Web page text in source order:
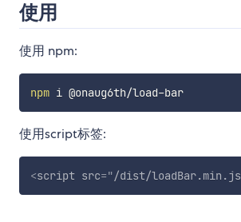
使用
使用 npm:
npm i @onaug6th/load-bar
使用script标签:
<script src="/dist/loadBar.min.js